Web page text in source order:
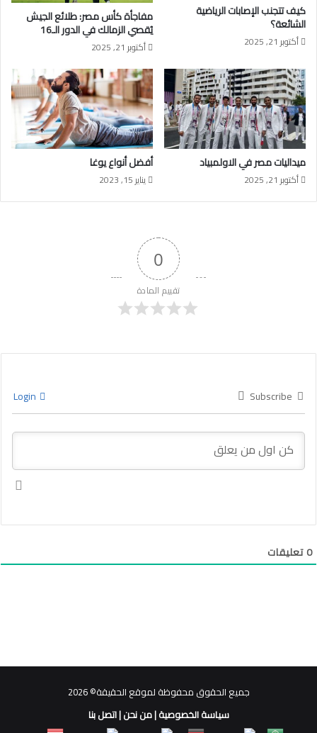
كيف تتجنب الإصابات الرياضية
الشائعة؟
أكتوبر 21, 2025
مفاجأة كأس مصر: طلائع الجيش
يُقصي الزمالك في الدور الـ16
أكتوبر 21, 2025
ميداليات مصر في الاولمبياد
أكتوبر 21, 2025
أفضل أنواع يوغا
يناير 15, 2023
0
تقييم المادة
Subscribe
0تعليقات
جميع الحقوق محفوظة لموقع الحقيقة© 2026
سياسة الخصوصية|من نحن|اتصل بنا